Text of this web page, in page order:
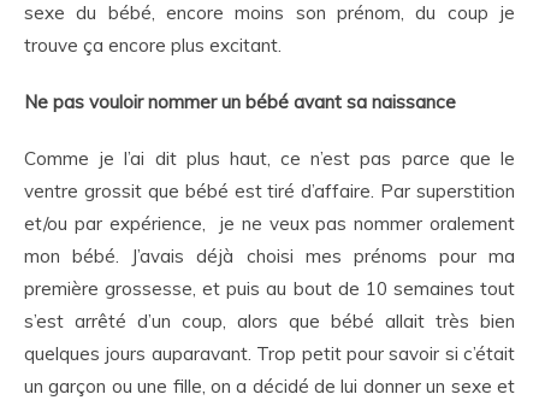
sexe du bébé, encore moins son prénom, du coup je
trouve ça encore plus excitant.
Ne pas vouloir nommer un bébé avant sa naissance
Comme je l’ai dit plus haut, ce n’est pas parce que le
ventre grossit que bébé est tiré d’affaire. Par superstition
et/ou par expérience, je ne veux pas nommer oralement
mon bébé. J’avais déjà choisi mes prénoms pour ma
première grossesse, et puis au bout de 10 semaines tout
s’est arrêté d’un coup, alors que bébé allait très bien
quelques jours auparavant. Trop petit pour savoir si c’était
un garçon ou une fille, on a décidé de lui donner un sexe et